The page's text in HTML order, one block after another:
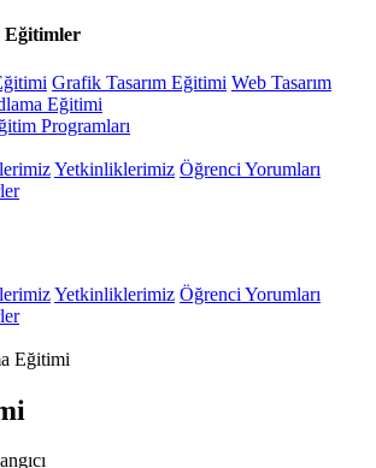
Eğitimler
Grafik Tasarım Eğitimi Web Tasarım
Eğitimi
Yetkinliklerimiz Öğrenci Yorumları
Yetkinliklerimiz Öğrenci Yorumları